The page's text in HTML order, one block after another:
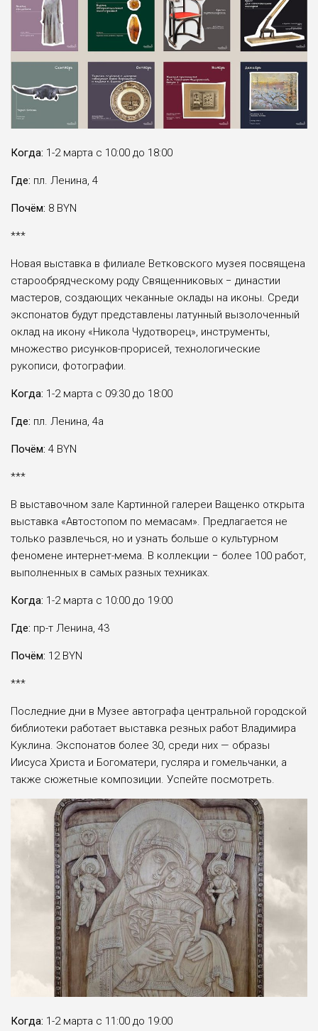
Когда: 1-2 марта с 10:00 до 18:00
Где: пл. Ленина, 4
Почём: 8 BYN
***
Новая выставка в филиале Ветковского музея посвящена
старообрядческому роду Священниковых − династии
мастеров, создающих чеканные оклады на иконы. Среди
экспонатов будут представлены латунный вызолоченный
оклад на икону «Никола Чудотворец», инструменты,
множество рисунков-прорисей, технологические
рукописи, фотографии.
Когда: 1-2 марта с 09:30 до 18:00
Где: пл. Ленина, 4а
Почём: 4 BYN
***
В выставочном зале Картинной галереи Ващенко открыта
выставка «Автостопом по мемасам». Предлагается не
только развлечься, но и узнать больше о культурном
феномене интернет-мема. В коллекции − более 100 работ,
выполненных в самых разных техниках.
Когда: 1-2 марта с 10:00 до 19:00
Где: пр-т Ленина, 43
Почём: 12 BYN
***
Последние дни в Музее автографа центральной городской
библиотеки работает выставка резных работ Владимира
Куклина. Экспонатов более 30, среди них — образы
Иисуса Христа и Богоматери, гусляра и гомельчанки, а
также сюжетные композиции. Успейте посмотреть.
Когда: 1-2 марта с 11:00 до 19:00